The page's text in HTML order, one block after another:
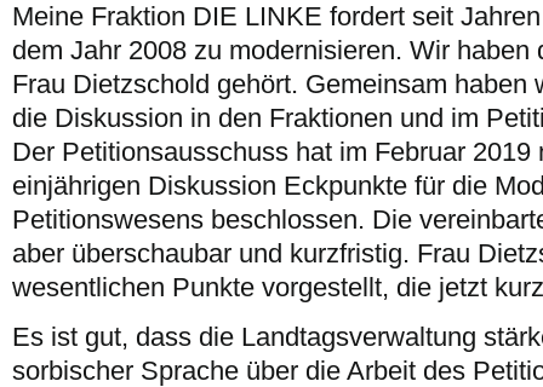
Meine Fraktion DIE LINKE fordert seit
dem Jahr 2008 zu modernisieren. Wir haben
Frau Dietzschold gehört. Gemeinsam haben
die Diskussion in den Fraktionen und im
Der Petitionsausschuss hat im Februar 2019
einjährigen Diskussion Eckpunkte für die
Petitionswesens beschlossen. Die
aber überschaubar und kurzfristig. Frau
wesentlichen Punkte vorgestellt, die jetzt
Es ist gut, dass die Landtagsverwaltung
sorbischer Sprache über die Arbeit des